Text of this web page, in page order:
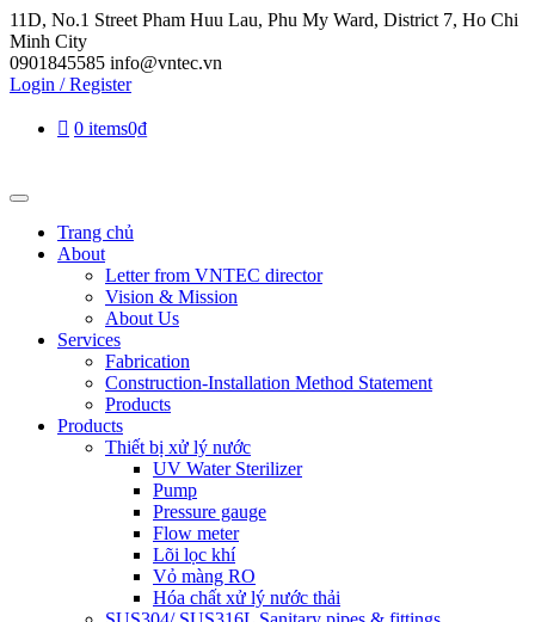
11D, No.1 Street Pham Huu Lau, Phu My Ward, District 7, Ho Chi
Minh City
0901845585 info@vntec.vn
Login / Register
0 items0₫
Trang chủ
About
Letter from VNTEC director
Vision & Mission
About Us
Services
Fabrication
Construction-Installation Method Statement
Products
Products
Thiết bị xử lý nước
UV Water Sterilizer
Pump
Pressure gauge
Flow meter
Lõi lọc khí
Vỏ màng RO
Hóa chất xử lý nước thải